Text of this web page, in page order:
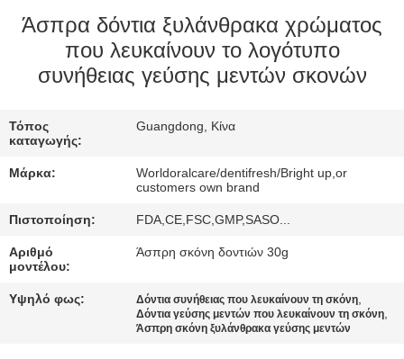
ΓΎΡΟΣ
ΕΡΓΟΣΤΑΣΊΩΝ
ΈΛΕΓΧΟΣ
ΜΑΣ
ΕΛΆΤΕ
ΣΕ
ΕΠΑΦΉ
ΜΕ
Άσπρα δόντια ξυλάνθρακα χρώματος
που λευκαίνουν το λογότυπο
συνήθειας γεύσης μεντών σκονών
Τόπος
καταγωγής:
Guangdong, Κίνα
Μάρκα:
Worldoralcare/dentifresh/Bright up,or
customers own brand
Πιστοποίηση: FDA,CE,FSC,GMP,SASO...
Αριθμό
μοντέλου:
Άσπρη σκόνη δοντιών 30g
Υψηλό φως: Δόντια συνήθειας που λευκαίνουν τη σκόνη,
Δόντια γεύσης μεντών που λευκαίνουν τη σκόνη,
Άσπρη σκόνη ξυλάνθρακα γεύσης μεντών